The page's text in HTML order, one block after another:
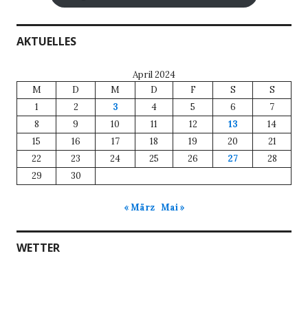
AKTUELLES
April 2024
M
D M D F S
S
1
2 3 4 5 6
7
8
9 10 11 12 13
14
15
16 17 18 19 20
21
22
23 24 25 26 27
28
29
30
« März Mai »
WETTER